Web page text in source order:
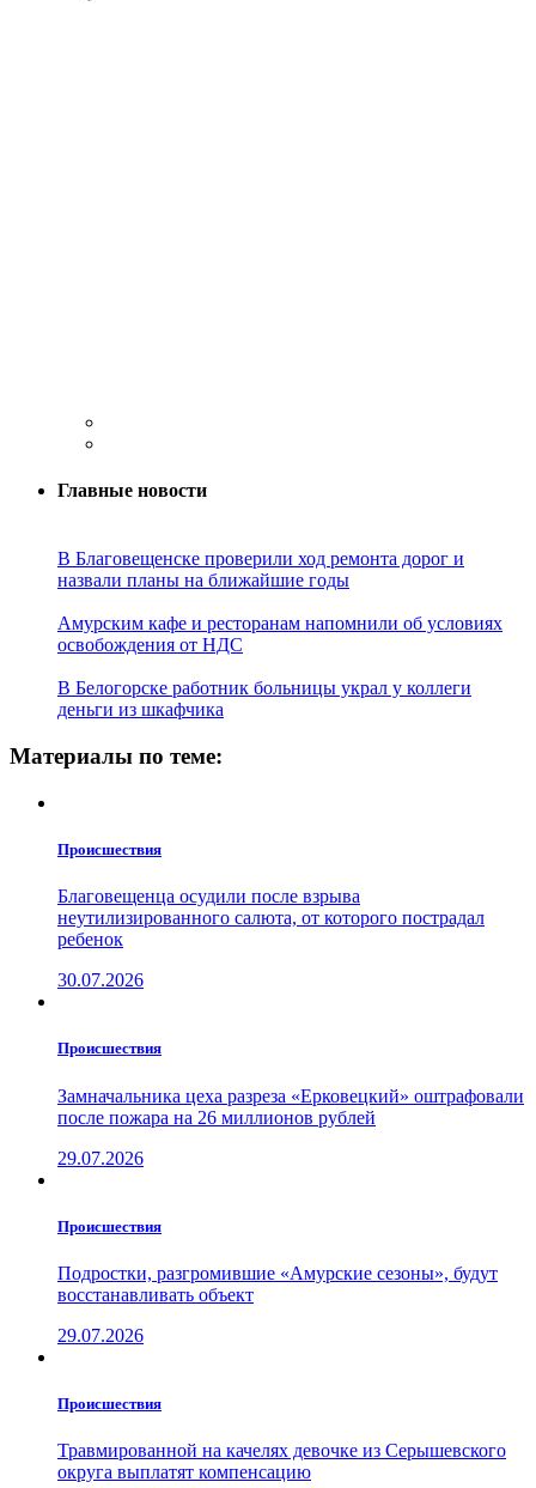
Главные новости
В Благовещенске проверили ход ремонта дорог и
назвали планы на ближайшие годы
Амурским кафе и ресторанам напомнили об условиях
освобождения от НДС
В Белогорске работник больницы украл у коллеги
деньги из шкафчика
Материалы по теме:
Проиcшествия
Благовещенца осудили после взрыва
неутилизированного салюта, от которого пострадал
ребенок
30.07.2026
Проиcшествия
Замначальника цеха разреза «Ерковецкий» оштрафовали
после пожара на 26 миллионов рублей
29.07.2026
Проиcшествия
Подростки, разгромившие «Амурские сезоны», будут
восстанавливать объект
29.07.2026
Проиcшествия
Травмированной на качелях девочке из Серышевского
округа выплатят компенсацию